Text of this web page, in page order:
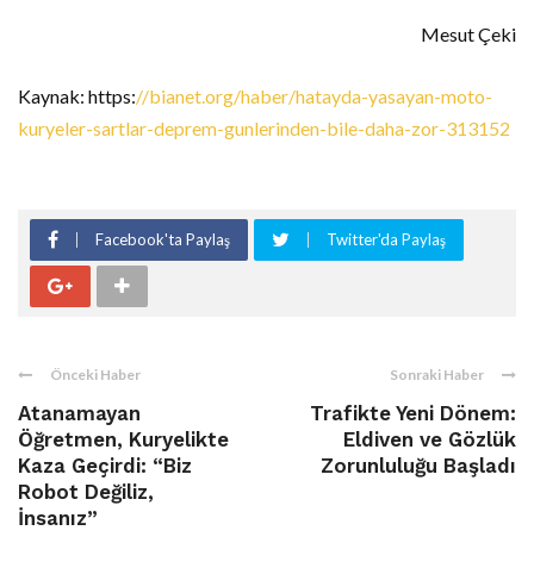
Mesut Çeki
Kaynak: https://bianet.org/haber/hatayda-yasayan-moto-
kuryeler-sartlar-deprem-gunlerinden-bile-daha-zor-313152
Facebook'ta Paylaş Twitter'da Paylaş
Önceki Haber
Atanamayan
Öğretmen, Kuryelikte
Kaza Geçirdi: “Biz
Robot Değiliz,
İnsanız”
Sonraki Haber
Trafikte Yeni Dönem:
Eldiven ve Gözlük
Zorunluluğu Başladı